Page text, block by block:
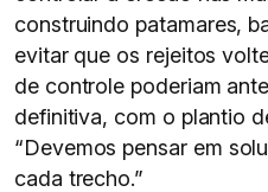
construindo patamares,
evitar que os rejeitos
de controle poderiam
definitiva, com o plantio
“Devemos pensar em
cada trecho.”